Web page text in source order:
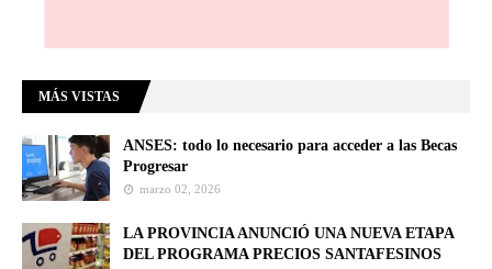
MÁS VISTAS
ANSES: todo lo necesario para acceder a las Becas
Progresar
marzo 02, 2026
LA PROVINCIA ANUNCIÓ UNA NUEVA ETAPA
DEL PROGRAMA PRECIOS SANTAFESINOS